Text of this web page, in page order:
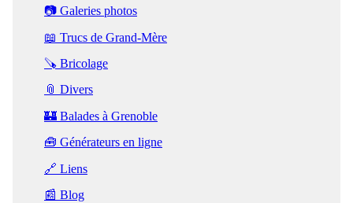
📷 Galeries photos
📖 Trucs de Grand-Mère
🪚 Bricolage
📎 Divers
🏰 Balades à Grenoble
🧰 Générateurs en ligne
🔗 Liens
📰 Blog